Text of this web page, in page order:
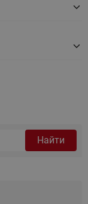
Найти